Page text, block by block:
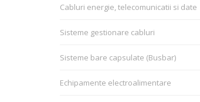
Cabluri energie, telecomunicatii si date
Sisteme gestionare cabluri
Sisteme bare capsulate (Busbar)
Echipamente electroalimentare